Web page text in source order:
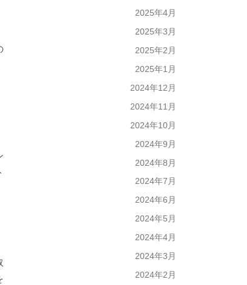
2025年4月
2025年3月
2025年2月
2025年1月
2024年12月
2024年11月
2024年10月
2024年9月
2024年8月
2024年7月
2024年6月
2024年5月
2024年4月
2024年3月
2024年2月